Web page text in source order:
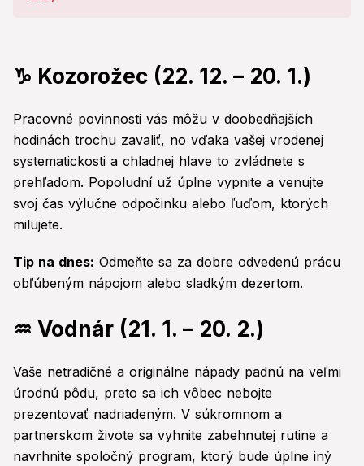
♑ Kozorožec (22. 12. – 20. 1.)
Pracovné povinnosti vás môžu v doobedňajších
hodinách trochu zavaliť, no vďaka vašej vrodenej
systematickosti a chladnej hlave to zvládnete s
prehľadom. Popoludní už úplne vypnite a venujte
svoj čas výlučne odpočinku alebo ľuďom, ktorých
milujete.
Tip na dnes: Odmeňte sa za dobre odvedenú prácu
obľúbeným nápojom alebo sladkým dezertom.
♒ Vodnár (21. 1. – 20. 2.)
Vaše netradičné a originálne nápady padnú na veľmi
úrodnú pôdu, preto sa ich vôbec nebojte
prezentovať nadriadeným. V súkromnom a
partnerskom živote sa vyhnite zabehnutej rutine a
navrhnite spoločný program, ktorý bude úplne iný